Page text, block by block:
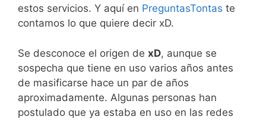
estos servicios. Y aquí en PreguntasTontas te
contamos lo que quiere decir xD.
Se desconoce el origen de xD, aunque se
sospecha que tiene en uso varios años antes
de masificarse hace un par de años
aproximadamente. Algunas personas han
postulado que ya estaba en uso en las redes